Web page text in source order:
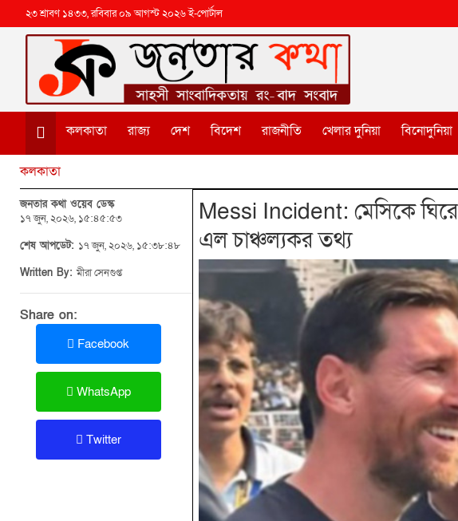
২৩ শ্রাবণ ১৪৩৩, রবিবার ০৯ আগস্ট ২০২৬ ই-পোর্টাল
কলকাতা রাজ্য দেশ বিদেশ রাজনীতি খেলার দুনিয়া বিনোদুনিয়া
কলকাতা
জনতার কথা ওয়েব ডেস্ক
১৭ জুন, ২০২৬, ১৫:৪৫:৫৩
শেষ আপডেট: ১৭ জুন, ২০২৬, ১৫:৩৮:৪৮
Written By:মীরা সেনগুপ্ত
Share on:
Facebook
WhatsApp
Twitter
Messi Incident: মেসিকে
এল চাঞ্চল্যকর তথ্য